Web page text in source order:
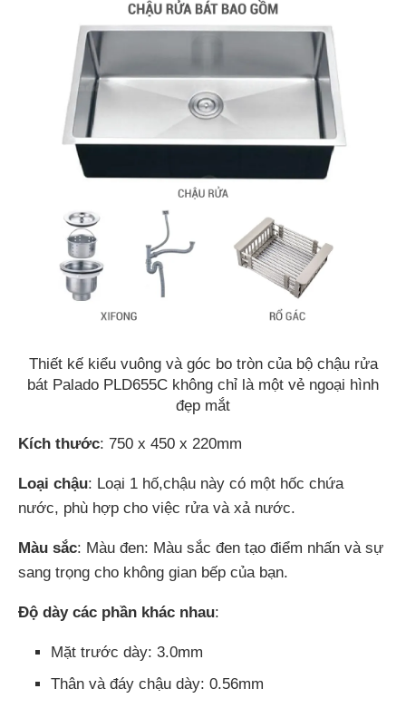
Thiết kế kiểu vuông và góc bo tròn của bộ chậu rửa
bát Palado PLD655C không chỉ là một vẻ ngoại hình
đẹp mắt
Kích thước: 750 x 450 x 220mm
Loại chậu: Loại 1 hố,chậu này có một hốc chứa
nước, phù hợp cho việc rửa và xả nước.
Màu sắc: Màu đen: Màu sắc đen tạo điểm nhấn và sự
sang trọng cho không gian bếp của bạn.
Độ dày các phần khác nhau:
Mặt trước dày: 3.0mm
Thân và đáy chậu dày: 0.56mm